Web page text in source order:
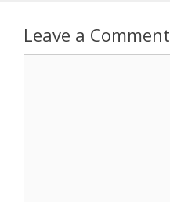
Leave a Comment